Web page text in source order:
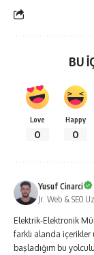
BU
Love
0
Happy
0
Yusuf Cinarci
Jr. Web & SEO
Elektrik-Elektronik
farklı alanda
başladığım bu